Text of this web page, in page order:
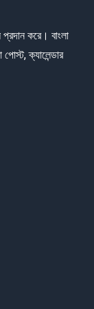
করে। বাংলা
পোস্ট, ক্যালেন্ডার